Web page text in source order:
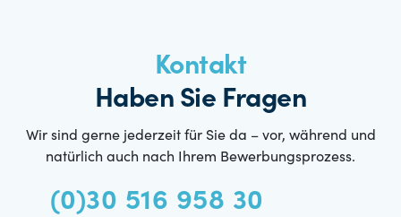
Kontakt
Haben Sie Fragen
Wir sind gerne jederzeit für Sie da – vor, während und
natürlich auch nach Ihrem Bewerbungsprozess.
(0)30 516 958 30